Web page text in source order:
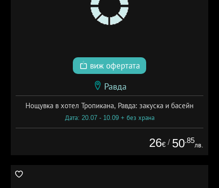
виж офертата
Равда
Нощувка в хотел Тропикана, Равда: закуска и басейн
Дата: 20.07 - 10.09 + без храна
26€ / 50.85
лв.